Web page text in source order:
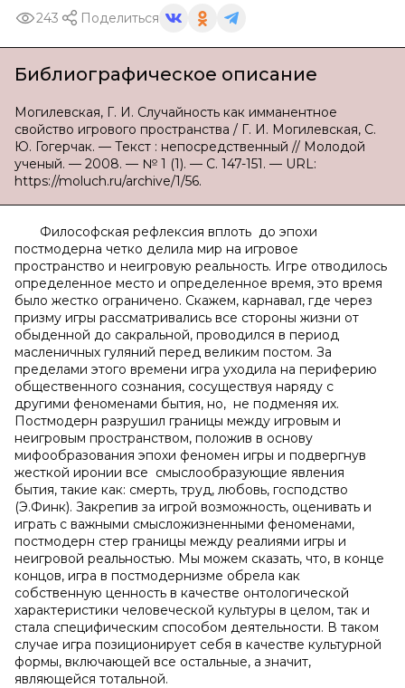
243 Поделиться
Библиографическое описание
Могилевская, Г. И. Случайность как имманентное
свойство игрового пространства / Г. И. Могилевская, С.
Ю. Гогерчак. — Текст : непосредственный // Молодой
ученый. — 2008. — № 1 (1). — С. 147-151. — URL:
https://moluch.ru/archive/1/56.
Философская рефлексия вплоть до эпохи
постмодерна четко делила мир на игровое
пространство и неигровую реальность. Игре отводилось
определенное место и определенное время, это время
было жестко ограничено. Скажем, карнавал, где через
призму игры рассматривались все стороны жизни от
обыденной до сакральной, проводился в период
масленичных гуляний перед великим постом. За
пределами этого времени игра уходила на периферию
общественного сознания, сосуществуя наряду с
другими феноменами бытия, но, не подменяя их.
Постмодерн разрушил границы между игровым и
неигровым пространством, положив в основу
мифообразования эпохи феномен игры и подвергнув
жесткой иронии все смыслообразующие явления
бытия, такие как: смерть, труд, любовь, господство
(Э.Финк). Закрепив за игрой возможность, оценивать и
играть с важными смысложизненными феноменами,
постмодерн стер границы между реалиями игры и
неигровой реальностью. Мы можем сказать, что, в конце
концов, игра в постмодернизме обрела как
собственную ценность в качестве онтологической
характеристики человеческой культуры в целом, так и
стала специфическим способом деятельности. В таком
случае игра позиционирует себя в качестве культурной
формы, включающей все остальные, а значит,
являющейся тотальной.